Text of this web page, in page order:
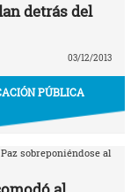
detrás del
03/12/2013
PÚBLICA
sobreponiéndose al